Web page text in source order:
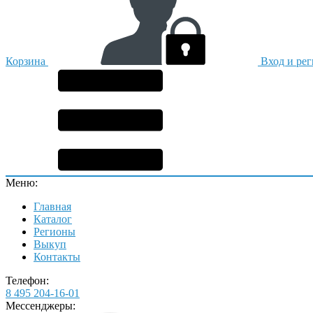
Корзина Вход и
Меню:
Главная
Каталог
Регионы
Выкуп
Контакты
Телефон:
8 495 204-16-01
Мессенджеры: